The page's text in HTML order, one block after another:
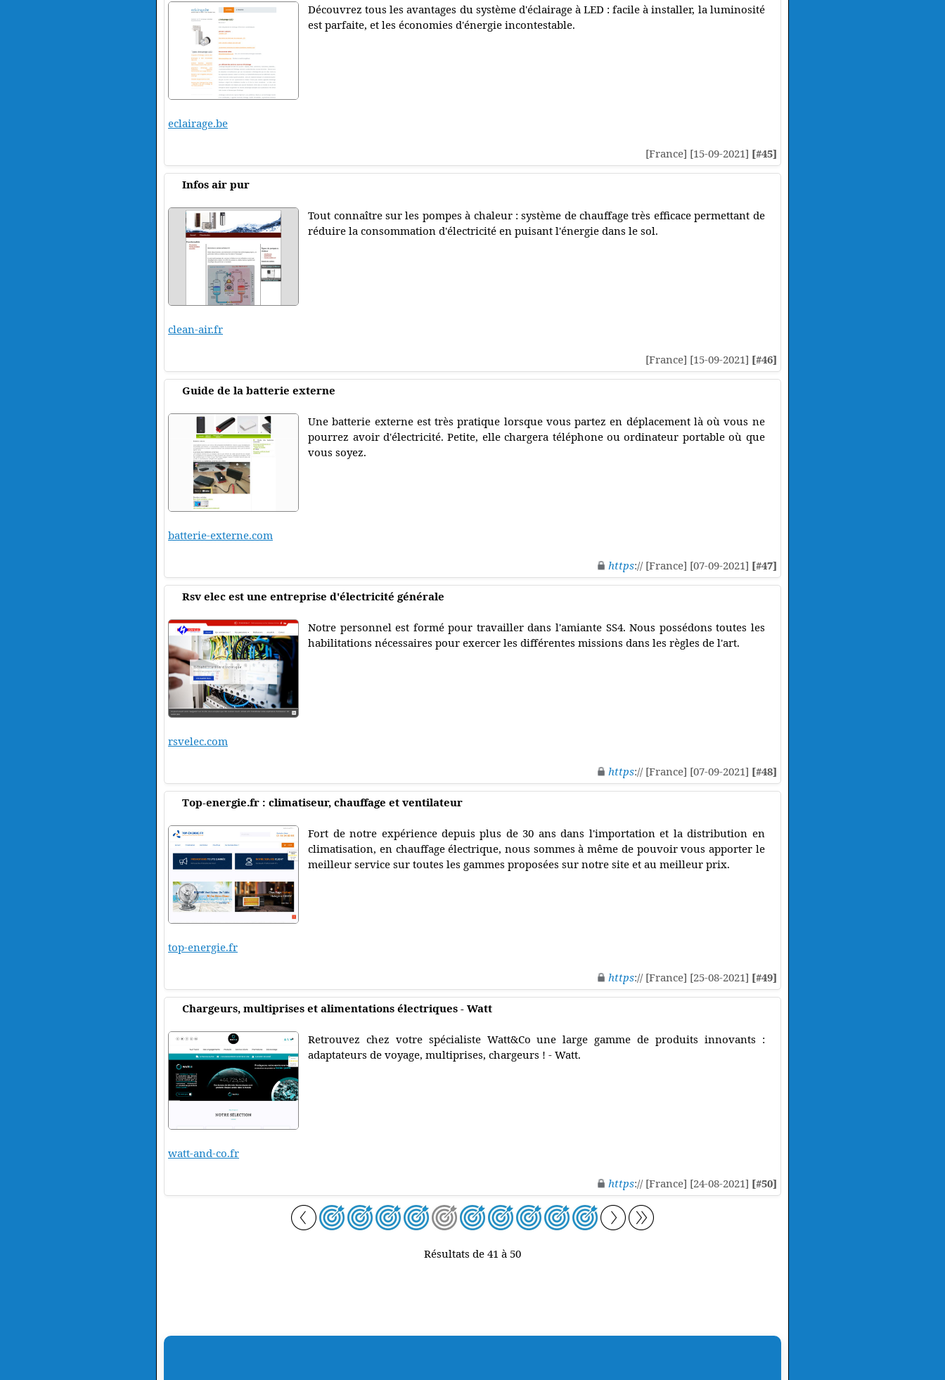
Découvrez tous les avantages du système d'éclairage à LED : facile à installer, la luminosité
est parfaite, et les économies d'énergie incontestable.
eclairage.be
[France] [15-09-2021] [#45]
Infos air pur
Tout connaître sur les pompes à chaleur : système de chauffage très efficace permettant de
réduire la consommation d'électricité en puisant l'énergie dans le sol.
clean-air.fr
[France] [15-09-2021] [#46]
Guide de la batterie externe
Une batterie externe est très pratique lorsque vous partez en déplacement là où vous ne
pourrez avoir d'électricité. Petite, elle chargera téléphone ou ordinateur portable où que
vous soyez.
batterie-externe.com
https:// [France] [07-09-2021] [#47]
Rsv elec est une entreprise d'électricité générale
Notre personnel est formé pour travailler dans l'amiante SS4. Nous possédons toutes les
habilitations nécessaires pour exercer les différentes missions dans les règles de l'art.
rsvelec.com
https:// [France] [07-09-2021] [#48]
Top-energie.fr : climatiseur, chauffage et ventilateur
Fort de notre expérience depuis plus de 30 ans dans l'importation et la distribution en
climatisation, en chauffage électrique, nous sommes à même de pouvoir vous apporter le
meilleur service sur toutes les gammes proposées sur notre site et au meilleur prix.
top-energie.fr
https:// [France] [25-08-2021] [#49]
Chargeurs, multiprises et alimentations électriques - Watt
Retrouvez chez votre spécialiste Watt&Co une large gamme de produits innovants :
adaptateurs de voyage, multiprises, chargeurs ! - Watt.
watt-and-co.fr
https:// [France] [24-08-2021] [#50]
Résultats de 41 à 50